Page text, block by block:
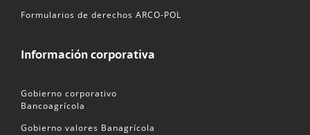
Formularios de derechos ARCO-POL
Información corporativa
Gobierno corporativo
Bancoagrícola
Gobierno valores Banagrícola